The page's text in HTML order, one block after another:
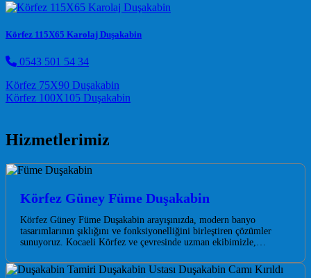
Körfez 115X65 Karolaj Duşakabin
0543 501 54 34
Post navigation
Körfez 75X90 Duşakabin
Körfez 100X105 Duşakabin
Hizmetlerimiz
Körfez Güney Füme Duşakabin
Körfez Güney Füme Duşakabin arayışınızda, modern banyo
tasarımlarının şıklığını ve fonksiyonelliğini birleştiren çözümler
sunuyoruz. Kocaeli Körfez ve çevresinde uzman ekibimizle,…